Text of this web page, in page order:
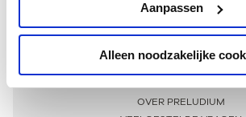
Aanpassen
Alleen noodzakelijke
Meer informatie
OVER PRELUDIUM